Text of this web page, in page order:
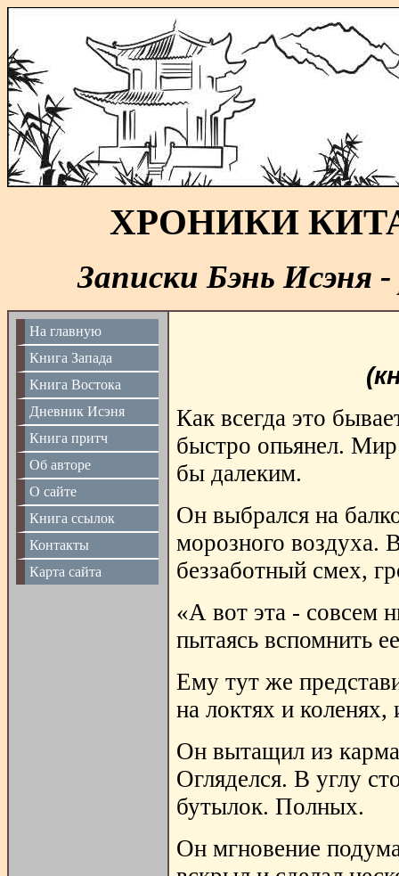
ХРОНИКИ
Записки Бэнь Исэня
На главную
Книга Запада
Книга Востока
Дневник Исэня
Книга притч
Об авторе
О сайте
Книга ссылок
Контакты
Карта сайта
Как всегда это
быстро опьянел.
бы далеким.
Он выбрался на
морозного воздуха.
беззаботный смех,
«А вот эта - совсем
пытаясь вспомнить
Ему тут же
на локтях и
Он вытащил из
Огляделся. В углу
бутылок. Полных.
Он мгновение